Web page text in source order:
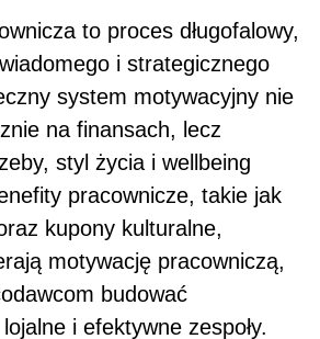
to proces długofalowy,
i strategicznego
system motywacyjny nie
na finansach, lecz
styl życia i wellbeing
pracownicze, takie jak
kupony kulturalne,
motywację pracowniczą,
budować
i efektywne zespoły.